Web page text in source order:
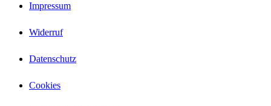
Impressum
Widerruf
Datenschutz
Cookies